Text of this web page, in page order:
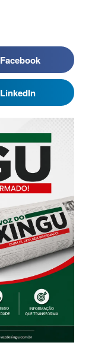
Facebook
LinkedIn